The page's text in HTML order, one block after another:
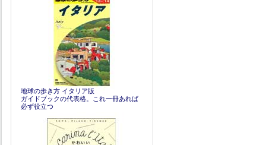
地球の歩き方 イタリア版
ガイドブックの代表格。これ一冊あれば
必ず役立つ